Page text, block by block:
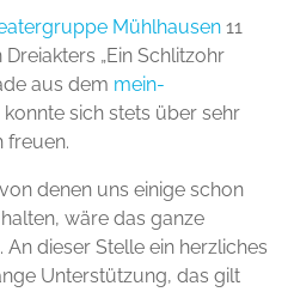
Mühlhausen 11
„Ein Schlitzohr
aus dem mein-
sich stets über sehr
freuen.
denen uns einige schon
wäre das ganze
dieser Stelle ein herzliches
Unterstützung, das gilt